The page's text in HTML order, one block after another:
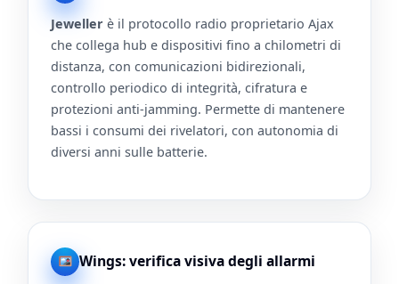
Jeweller è il protocollo radio proprietario Ajax
che collega hub e dispositivi fino a chilometri di
distanza, con comunicazioni bidirezionali,
controllo periodico di integrità, cifratura e
protezioni anti-jamming. Permette di mantenere
bassi i consumi dei rivelatori, con autonomia di
diversi anni sulle batterie.
Wings: verifica visiva degli allarmi